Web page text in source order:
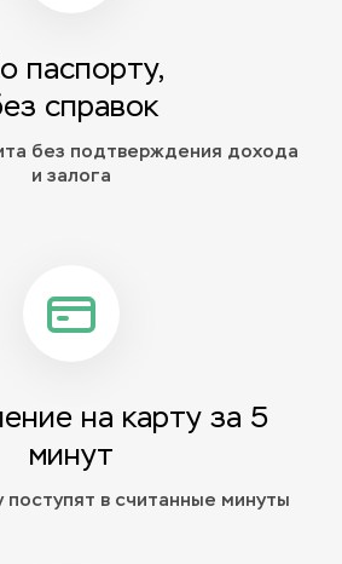
паспорту,
справок
без подтверждения дохода
и залога
на карту за 5
минут
поступят в считанные минуты